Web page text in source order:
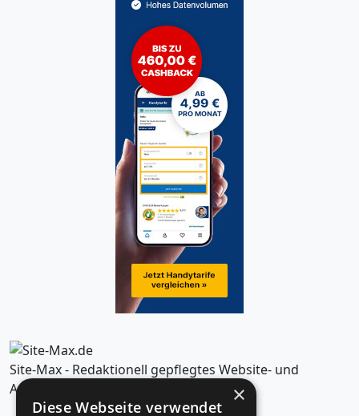
Site-Max - Redaktionell gepflegtes Website- und
Artikelverzeichnis
×
Diese Webseite verwendet